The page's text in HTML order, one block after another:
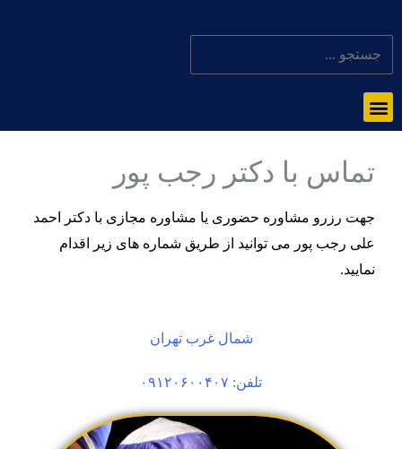
تماس با دکتر رجب پور
جهت رزرو مشاوره حضوری یا مشاوره مجازی با دکتر احمد
علی رجب پور می توانید از طریق شماره های زیر اقدام
نمایید.
شمال غرب تهران
تلفن: ۰۹۱۲۰۶۰۰۴۰۷